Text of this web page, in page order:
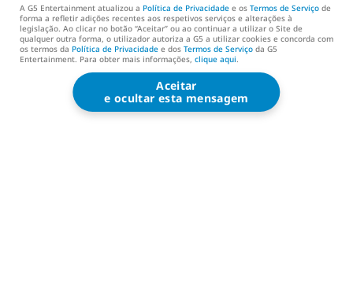
Assistência
Contacta-nos (EN)
G5 ENTERTAINMENT ®
© 2026 G5 Entertainment AB
A G5 Entertainment atualizou a Política de Privacidade e os Termos de Serviço de
forma a refletir adições recentes aos respetivos serviços e alterações à
legislação. Ao clicar no botão “Aceitar” ou ao continuar a utilizar o Site de
qualquer outra forma, o utilizador autoriza a G5 a utilizar cookies e concorda com
os termos da Política de Privacidade e dos Termos de Serviço da G5
Entertainment. Para obter mais informações, clique aqui.
Aceitar
e ocultar esta mensagem